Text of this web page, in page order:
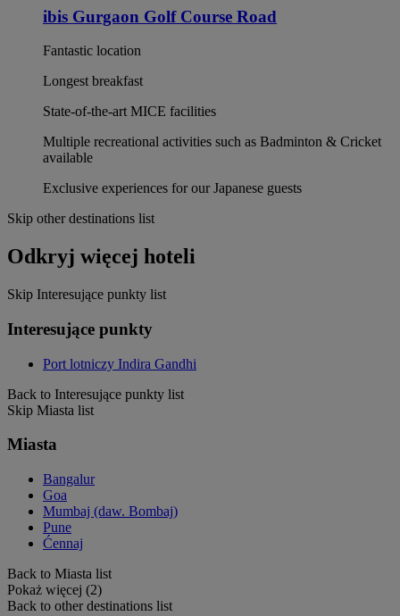
ibis Gurgaon Golf Course Road
Fantastic location
Longest breakfast
State-of-the-art MICE facilities
Multiple recreational activities such as Badminton & Cricket
available
Exclusive experiences for our Japanese guests
Skip other destinations list
Odkryj więcej hoteli
Skip Interesujące punkty list
Interesujące punkty
Port lotniczy Indira Gandhi
Back to Interesujące punkty list
Skip Miasta list
Miasta
Bangalur
Goa
Mumbaj (daw. Bombaj)
Pune
Ćennaj
Back to Miasta list
Pokaż więcej (2)
Back to other destinations list